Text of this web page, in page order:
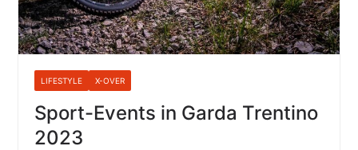
LIFESTYLE X-OVER
Sport-Events in Garda Trentino
2023